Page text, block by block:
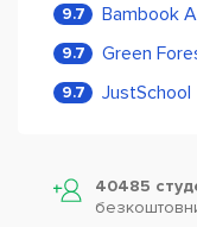
9.7 Bambook
9.7
9.7 JustSchool
40485